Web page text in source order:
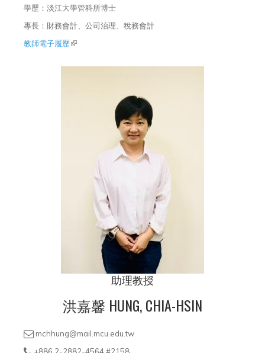
學歷：淡江大學管科所博士
專長：財務會計、公司治理、稅務會計
教師電子履歷(link is external)
助理教授
洪嘉馨 HUNG, CHIA-HSIN
mchhung@mail.mcu.edu.tw